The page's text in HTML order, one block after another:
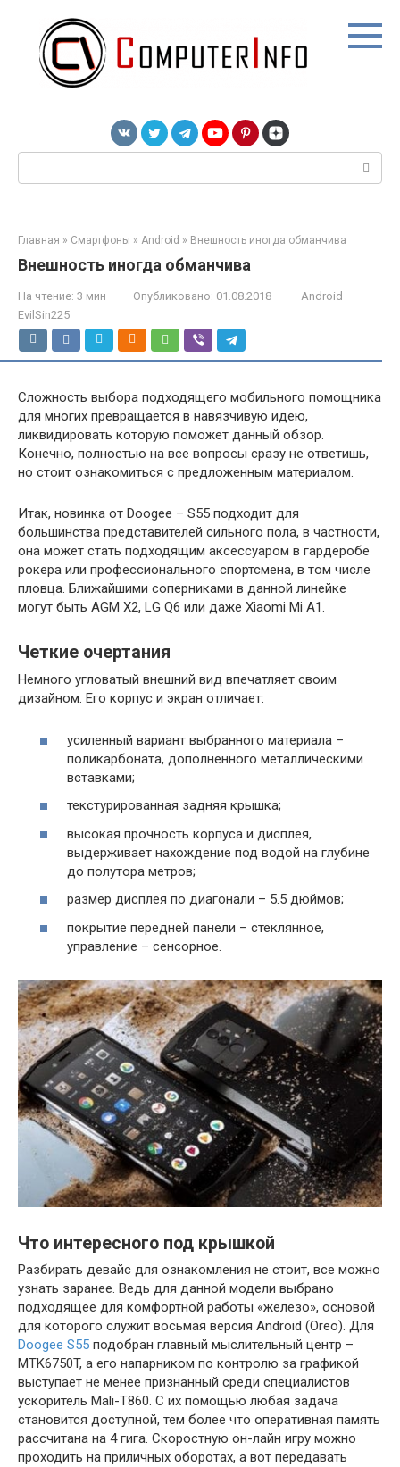
контенту
Главная » Смартфоны » Android » Внешность иногда обманчива
Внешность иногда обманчива
На чтение: 3 мин Опубликовано: 01.08.2018
Android
EvilSin225
Сложность выбора подходящего мобильного помощника
для многих превращается в навязчивую идею,
ликвидировать которую поможет данный обзор.
Конечно, полностью на все вопросы сразу не ответишь,
но стоит ознакомиться с предложенным материалом.
Итак, новинка от Doogee – S55 подходит для
большинства представителей сильного пола, в частности,
она может стать подходящим аксессуаром в гардеробе
рокера или профессионального спортсмена, в том числе
пловца. Ближайшими соперниками в данной линейке
могут быть AGM X2, LG Q6 или даже Xiaomi Mi A1.
Четкие очертания
Немного угловатый внешний вид впечатляет своим
дизайном. Его корпус и экран отличает:
усиленный вариант выбранного материала –
поликарбоната, дополненного металлическими
вставками;
текстурированная задняя крышка;
высокая прочность корпуса и дисплея,
выдерживает нахождение под водой на глубине
до полутора метров;
размер дисплея по диагонали – 5.5 дюймов;
покрытие передней панели – стеклянное,
управление – сенсорное.
Что интересного под крышкой
Разбирать девайс для ознакомления не стоит, все можно
узнать заранее. Ведь для данной модели выбрано
подходящее для комфортной работы «железо», основой
для которого служит восьмая версия Android (Oreo). Для
Doogee S55 подобран главный мыслительный центр –
MTK6750T, а его напарником по контролю за графикой
выступает не менее признанный среди специалистов
ускоритель Mali-T860. С их помощью любая задача
становится доступной, тем более что оперативная память
рассчитана на 4 гига. Скоростную он-лайн игру можно
проходить на приличных оборотах, а вот передавать